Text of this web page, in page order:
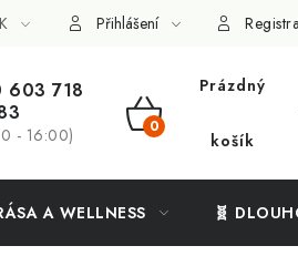
Vše o nákupuPřihlášení
603 718
- 16:00)
NÁKUPNÍ
Prázdný
košík
A WELLNESS 🧬